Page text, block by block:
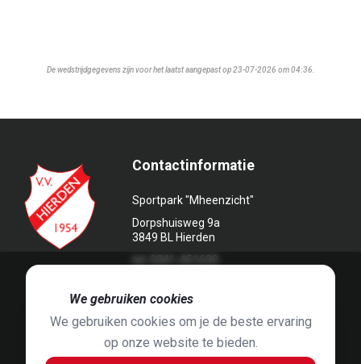
De wedstrijdgegevens zijn voor het laatst aangepast op 23-07-2026 om 04:36.
Contactinformatie
Sportpark "Mheenzicht"
Dorpshuisweg 9a
3849 BL Hierden
We gebruiken cookies
We gebruiken cookies om je de beste ervaring
op onze website te bieden.